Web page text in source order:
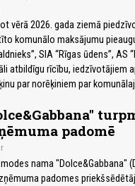
vērā 2026. gada ziemā
komunālo maksājumu
SIA “Rīgas ūdens”, AS
atbildīgu rīcību, iedzīvotājiem
par norēķiniem par
padomē
nama "Dolce&Gabbana"
padomes